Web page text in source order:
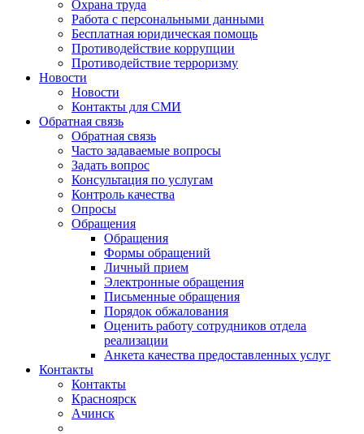
Охрана труда
Работа с персональными данными
Бесплатная юридическая помощь
Противодействие коррупции
Противодействие терроризму
Новости
Новости
Контакты для СМИ
Обратная связь
Обратная связь
Часто задаваемые вопросы
Задать вопрос
Консультация по услугам
Контроль качества
Опросы
Обращения
Обращения
Формы обращений
Личный прием
Электронные обращения
Письменные обращения
Порядок обжалования
Оценить работу сотрудников отдела
реализации
Анкета качества предоставленных услуг
Контакты
Контакты
Красноярск
Ачинск